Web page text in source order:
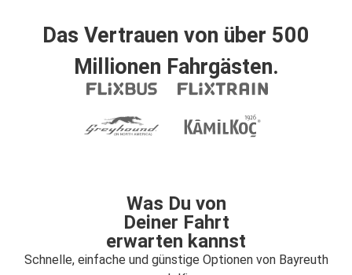
Das Vertrauen von über 500
Millionen Fahrgästen.
Was Du von
Deiner Fahrt
erwarten kannst
Schnelle, einfache und günstige Optionen von Bayreuth